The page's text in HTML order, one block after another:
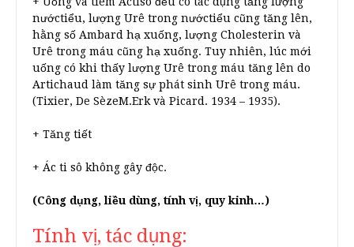
nướctiểu, lượng Urê trong nướctiểu cũng tăng lên,
hằng số Ambard hạ xuống, lượng Cholesterin và
Urê trong máu cũng hạ xuống. Tuy nhiên, lúc mới
uống có khi thấy lượng Urê trong máu tăng lên do
Artichaud làm tăng sự phát sinh Urê trong máu.
(Tixier, De SèzeM.Erk và Picard. 1934 – 1935).
+ Tăng tiết
+ Ác ti sô không gây độc.
(Công dụng, liều dùng, tính vị, quy kinh…)
Tính vị, tác dụng: